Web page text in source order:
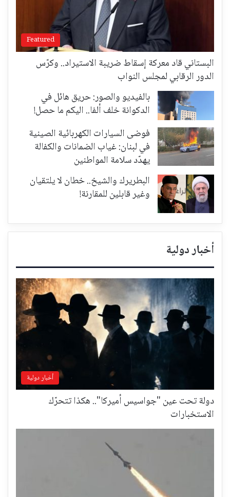
Featured
البستاني قاد معركة إسقاط ضريبة الاستيراد.. وكرّس
الدور الرقابي لمجلس النواب
بالفيديو والصور: حريق هائل في
الدكوانة خلف ألفا.. اليكم ما حصل!
فوضى السيارات الكهربائية الصينية
في لبنان: غياب الضمانات والكفالة
يهدّد سلامة المواطنين
البطريرك والشيخ.. خطان لا يلتقيان
وغير قابلين للمقارنة!
أخبار دولية
أخبار دولية
دولة تحت عين "جواسيس أميركا".. هكذا تتحرّك
الاستخبارات